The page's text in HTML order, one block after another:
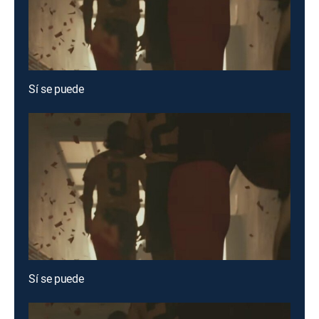
Sí se puede
Sí se puede